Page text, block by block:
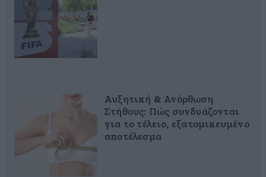
Αυξητική & Ανόρθωση
Στήθους: Πώς συνδυάζονται
για το τέλειο, εξατομικευμένο
αποτέλεσμα